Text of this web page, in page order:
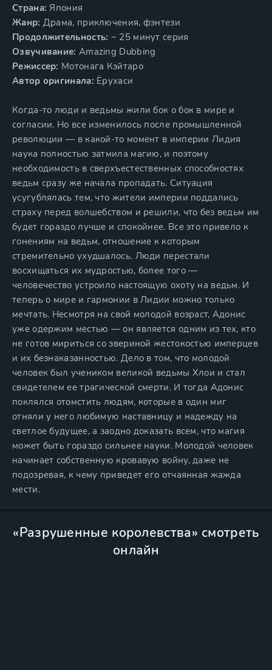
Страна: Япония
Жанр: Драма, приключения, фэнтези
Продолжительность: ~ 25 минут серия
Озвучивание: Amazing Dubbing
Режиссер: Мотонага Кэйтаро
Автор оригинала: Ёрухаси
Когда-то люди и ведьмы жили бок о бок в мире и
согласии. Но все изменилось после промышленной
революции — в какой-то момент в империи Лидия
наука полностью затмила магию, и поэтому
необходимость в сверхъестественных способностях
ведьм сразу же начала пропадать. Ситуация
усугублялась тем, что жители империи поддались
страху перед волшебством и решили, что без ведьм им
будет гораздо лучше и спокойнее. Все это привело к
гонениям на ведьм, отношение к которым
стремительно ухудшалось. Люди перестали
восхищаться их мудростью, более того —
человечество устроило настоящую охоту на ведьм. И
теперь о мире и гармонии в Лидии можно только
мечтать. Несмотря на свой молодой возраст, Адонис
уже одержим местью — он является одним из тех, кто
не готов мириться со звериной жестокостью имперцев
и их безнаказанностью. Дело в том, что молодой
человек был учеником великой ведьмы Хлои и стал
свидетелем ее трагической смерти. И тогда Адонис
поклялся отомстить людям, которые в один миг
отняли у него любимую наставницу и надежду на
светлое будущее, а заодно доказать всем, что магия
может быть гораздо сильнее науки. Молодой человек
начинает собственную кровавую войну, даже не
подозревая, к чему приведет его отчаянная жажда
мести.
«Разрушенные королевства» смотреть
онлайн